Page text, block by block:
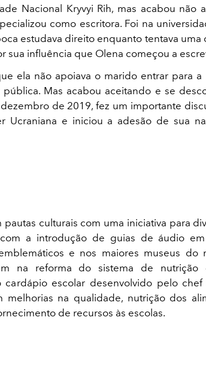
Nacional Kryvyi Rih, mas acabou não
como escritora. Foi na
estudava direito enquanto tentava uma
sua influência que Olena começou a
ela não apoiava o marido entrar para a
Mas acabou aceitando e se
de 2019, fez um importante
Ucraniana e iniciou a adesão de sua
culturais com uma iniciativa para
a introdução de guias de áudio
e nos maiores museus do
na reforma do sistema de nutrição
cardápio escolar desenvolvido pelo chef
melhorias na qualidade, nutrição dos
de recursos às escolas.